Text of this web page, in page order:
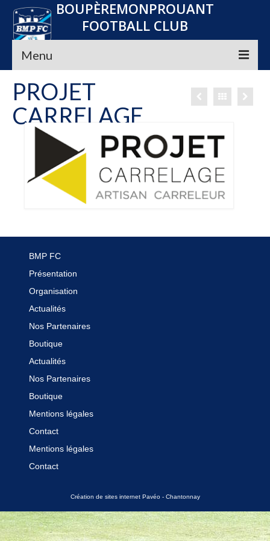
BOUPÈREMONPROUANT
FOOTBALL CLUB
Menu
Accueil
Le club
Seniors
Convocations
Planning
Média
Boutique
Contact
PROJET
CARRELAGE
BMP FC
Présentation
Organisation
Actualités
Nos Partenaires
Boutique
Actualités
Nos Partenaires
Boutique
Mentions légales
Contact
Mentions légales
Contact
Création de sites internet Pavéo - Chantonnay